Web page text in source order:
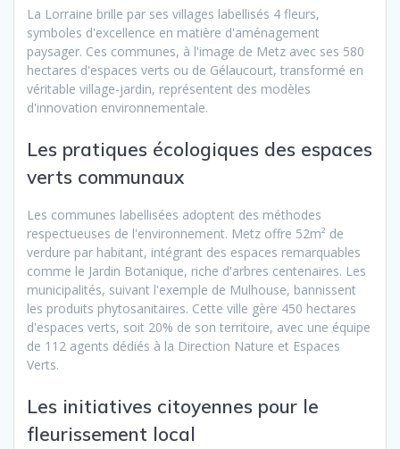
La Lorraine brille par ses villages labellisés 4 fleurs,
symboles d'excellence en matière d'aménagement
paysager. Ces communes, à l'image de Metz avec ses 580
hectares d'espaces verts ou de Gélaucourt, transformé en
véritable village-jardin, représentent des modèles
d'innovation environnementale.
Les pratiques écologiques des espaces
verts communaux
Les communes labellisées adoptent des méthodes
respectueuses de l'environnement. Metz offre 52m² de
verdure par habitant, intégrant des espaces remarquables
comme le Jardin Botanique, riche d'arbres centenaires. Les
municipalités, suivant l'exemple de Mulhouse, bannissent
les produits phytosanitaires. Cette ville gère 450 hectares
d'espaces verts, soit 20% de son territoire, avec une équipe
de 112 agents dédiés à la Direction Nature et Espaces
Verts.
Les initiatives citoyennes pour le
fleurissement local